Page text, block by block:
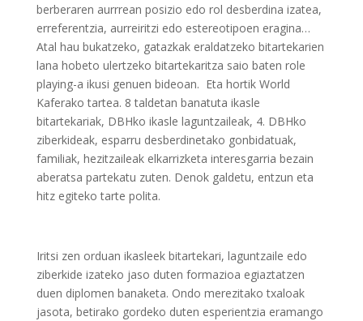
berberaren aurrrean posizio edo rol desberdina izatea,
erreferentzia, aurreiritzi edo estereotipoen eragina…
Atal hau bukatzeko, gatazkak eraldatzeko bitartekarien
lana hobeto ulertzeko bitartekaritza saio baten role
playing-a ikusi genuen bideoan. Eta hortik World
Kaferako tartea. 8 taldetan banatuta ikasle
bitartekariak, DBHko ikasle laguntzaileak, 4. DBHko
ziberkideak, esparru desberdinetako gonbidatuak,
familiak, hezitzaileak elkarrizketa interesgarria bezain
aberatsa partekatu zuten. Denok galdetu, entzun eta
hitz egiteko tarte polita.
Iritsi zen orduan ikasleek bitartekari, laguntzaile edo
ziberkide izateko jaso duten formazioa egiaztatzen
duen diplomen banaketa. Ondo merezitako txaloak
jasota, betirako gordeko duten esperientzia eramango